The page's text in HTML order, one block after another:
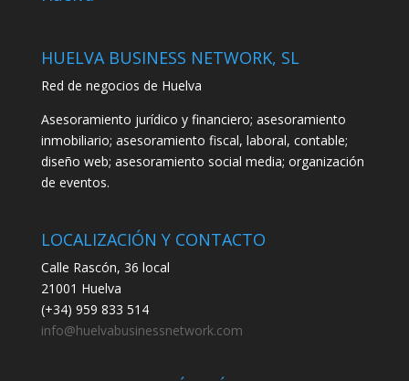
HUELVA BUSINESS NETWORK, SL
Red de negocios de Huelva
Asesoramiento jurídico y financiero; asesoramiento
inmobiliario; asesoramiento fiscal, laboral, contable;
diseño web; asesoramiento social media; organización
de eventos.
LOCALIZACIÓN Y CONTACTO
Calle Rascón, 36 local
21001 Huelva
(+34) 959 833 514
info@huelvabusinessnetwork.com